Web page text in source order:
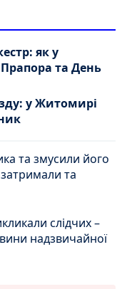
як у
та День
у Житомирі
та змусили його
та
слідчих –
надзвичайної